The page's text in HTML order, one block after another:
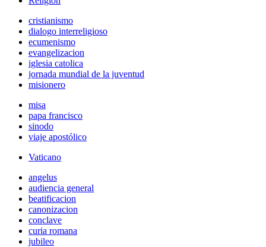
cristianismo
dialogo interreligioso
ecumenismo
evangelizacion
iglesia catolica
jornada mundial de la juventud
misionero
misa
papa francisco
sinodo
viaje apostólico
Vaticano
angelus
audiencia general
beatificacion
canonizacion
conclave
curia romana
jubileo